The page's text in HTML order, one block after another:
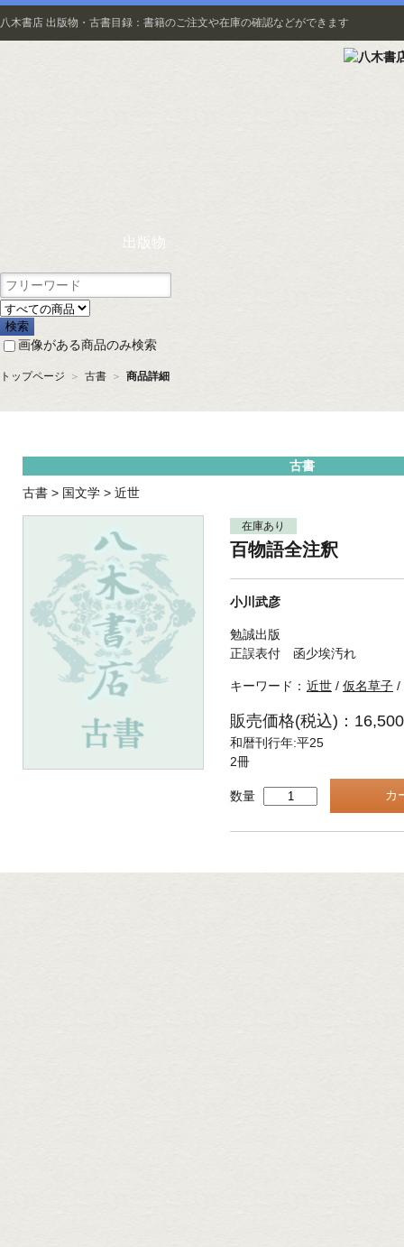
八木書店 出版物・古書目録：書籍のご注文や在庫の確認などができます
出版物
画像がある商品のみ検索
トップページ ＞ 古書 ＞ 商品詳細
古書
古書 > 国文学 > 近世
在庫あり
百物語全注釈
小川武彦
勉誠出版
正誤表付 函少埃汚れ
キーワード： 近世 / 仮名草子 /
販売価格(税込)：
和暦刊行年:平25
2冊
数量